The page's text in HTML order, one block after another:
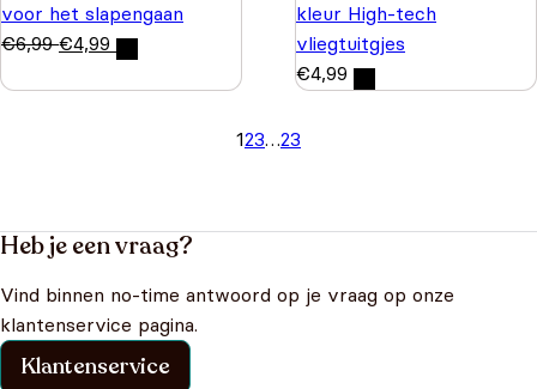
voor het slapengaan
€6,99 €4,99
kleur High-tech
vliegtuitgjes
€4,99
123…23
Heb je een vraag?
Vind binnen no-time antwoord op je vraag op onze
klantenservice pagina.
Klantenservice